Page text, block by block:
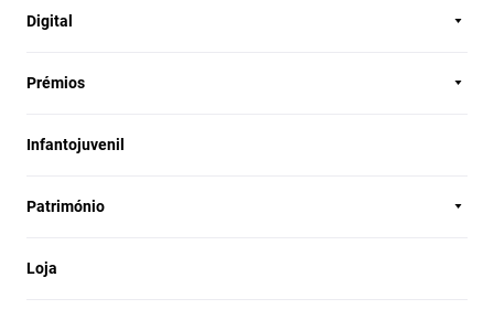
Digital
Prémios
Infantojuvenil
Património
Loja